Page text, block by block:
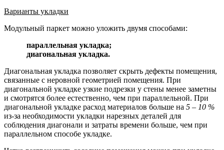
Варианты укладки
Модульный паркет можно уложить двумя способами:
параллельная укладка;
диагональная укладка.
Диагональная укладка позволяет скрыть дефекты помещения,
связанные с неровной геометрией помещения. При
диагональной укладке узкие подрезки у стены менее заметны
и смотрятся более естественно, чем при параллельной. При
диагональной укладке расход материалов больше на 5 – 10 %
из-за необходимости укладки нарезных деталей для
соблюдения диагонали и затраты времени больше, чем при
параллельном способе укладке.